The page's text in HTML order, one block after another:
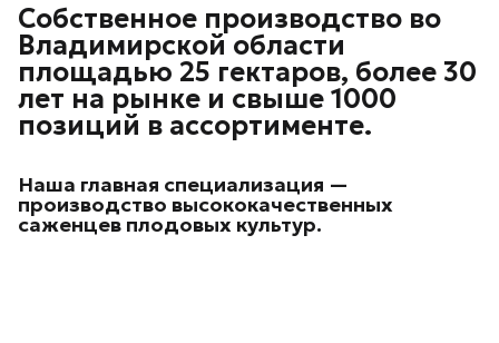
Собственное производство во
Владимирской области
площадью 25 гектаров, более 30
лет на рынке и свыше 1000
позиций в ассортименте.
Наша главная специализация —
производство высококачественных
саженцев плодовых культур.